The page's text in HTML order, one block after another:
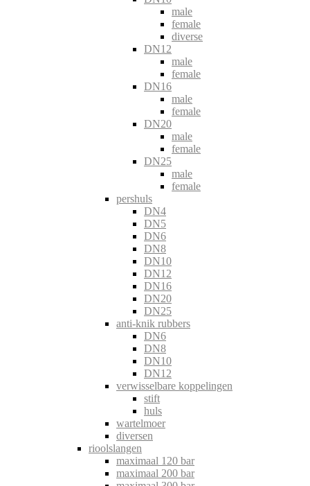
male
female
diverse
DN12
male
female
DN16
male
female
DN20
male
female
DN25
male
female
pershuls
DN4
DN5
DN6
DN8
DN10
DN12
DN16
DN20
DN25
anti-knik rubbers
DN6
DN8
DN10
DN12
verwisselbare koppelingen
stift
huls
wartelmoer
diversen
rioolslangen
maximaal 120 bar
maximaal 200 bar